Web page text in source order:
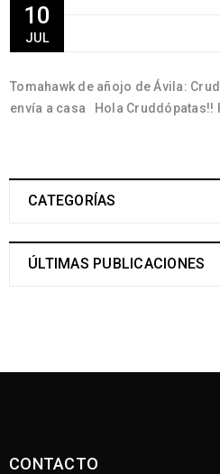
10
JUL
Tomahawk de añojo de Ávila:
envía a casa Hola Cruddópatas!!
CATEGORÍAS
ÚLTIMAS PUBLICACIONES
CONTACTO